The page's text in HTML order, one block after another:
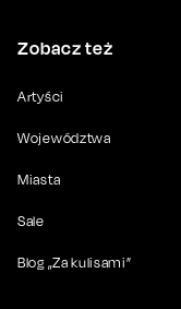
Zobacz też
Artyści
Województwa
Miasta
Sale
Blog „Za kulisami”